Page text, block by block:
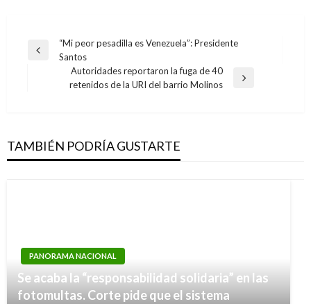
Navegación
entradas
Entrada
“Mi peor pesadilla es Venezuela”: Presidente
Santos
Entrada
Autoridades reportaron la fuga de 40
retenidos de la URI del barrio Molinos
TAMBIÉN PODRÍA GUSTARTE
PANORAMA NACIONAL
Se acaba la “responsabilidad solidaria” en las
fotomultas. Corte pide que el sistema